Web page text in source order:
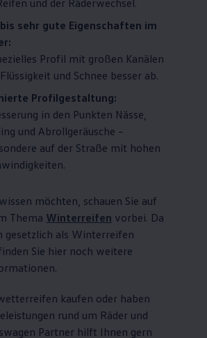
und der Räderwechsel.
sehr gute Eigenschaften im
Profil mit großen Kanälen
und Schnee besser ab.
Profilgestaltung:
in den Punkten Nässe,
und Abrollgeräusche –
auf der Straße mit hohen
möchten, schauen Sie auf
Thema Winterreifen vorbei. Da
gesetzlich als Winterreifen
Sie hier noch weitere
kaufen oder haben
rund um Räder und
Partner hilft Ihnen gern